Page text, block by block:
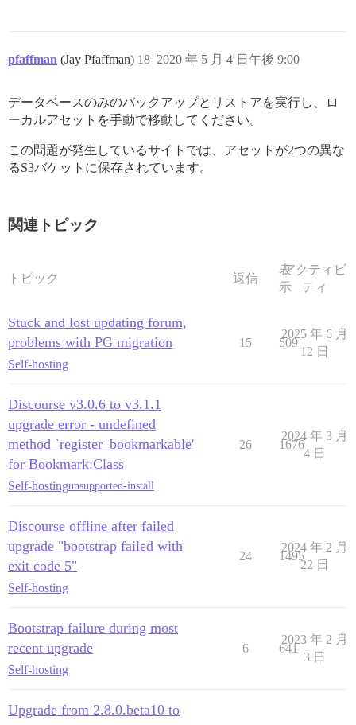
> script/discourse:284:in `<top (required)>'
> /usr/local/lib/ruby/gems/2.6.0/gems/bundler-
> /usr/local/lib/ruby/gems/2.6.0/gems/bundler-
> /usr/local/lib/ruby/gems/2.6.0/gems/bundler-
> /usr/local/lib/ruby/gems/2.6.0/gems/bundler-
> e_command'
> /usr/local/lib/ruby/gems/2.6.0/gems/bundler-
> /usr/local/lib/ruby/gems/2.6.0/gems/bundler-
> /usr/local/lib/ruby/gems/2.6.0/gems/bundler-
> /usr/local/bin/bundle:23:in `<main>'
> 片付け中...
> discourse_functions スキーマからの関数を削除中...
> 一時ディレクトリ '/var/www/discourse/tmp/restores/
> sidekiq の一時停止を解除中...
> 完了！
> [FAILED]
pfaffman (Jay Pfaffman) 2020 年 5 月 4 日午後 9:00
18
データベースのみのバックアップとリストアを実行し、ロ
ーカルアセットを手動で移動してください。
この問題が発生しているサイトでは、アセットが2つの異な
るS3バケットに保存されています。
関連トピック
トピック 返信
表
示
アクティビ
ティ
Stuck and lost updating forum,
problems with PG migration
Self-hosting
15 509
2025 年 6 月
12 日
Discourse v3.0.6 to v3.1.1
upgrade error - undefined
method `register_bookmarkable'
for Bookmark:Class
Self-hostingunsupported-install
26 1676
2024 年 3 月
4 日
Discourse offline after failed
upgrade "bootstrap failed with
exit code 5"
Self-hosting
24 1495
2024 年 2 月
22 日
Bootstrap failure during most
recent upgrade
Self-hosting
6 641
2023 年 2 月
3 日
Upgrade from 2.8.0.beta10 to